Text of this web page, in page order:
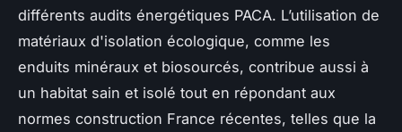
différents audits énergétiques PACA. L’utilisation de
matériaux d'isolation écologique, comme les
enduits minéraux et biosourcés, contribue aussi à
un habitat sain et isolé tout en répondant aux
normes construction France récentes, telles que la